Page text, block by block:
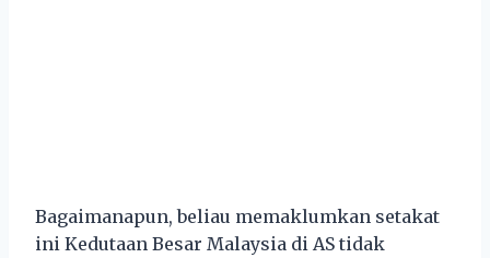
Bagaimanapun, beliau memaklumkan setakat
ini Kedutaan Besar Malaysia di AS tidak